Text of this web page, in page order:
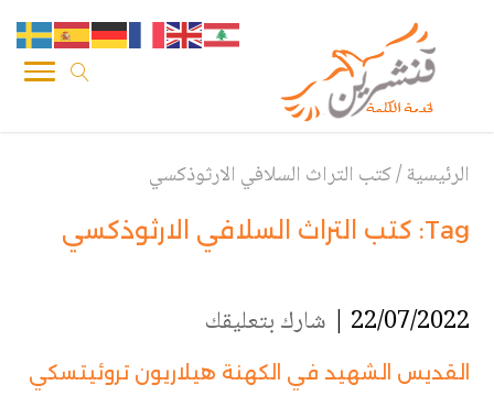
الرئيسية/كتب التراث السلافي الارثوذكسي
Tag: كتب التراث السلافي الارثوذكسي
22/07/2022 | شارك بتعليقك
القديس الشهيد في الكهنة هيلاريون تروئيتسكي